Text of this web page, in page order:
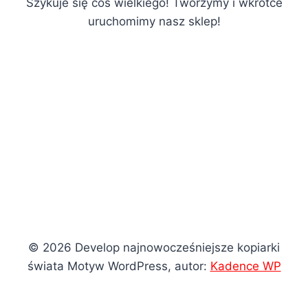
uruchomimy nasz sklep!
© 2026 Develop najnowocześniejsze kopiarki
świata Motyw WordPress, autor: Kadence WP